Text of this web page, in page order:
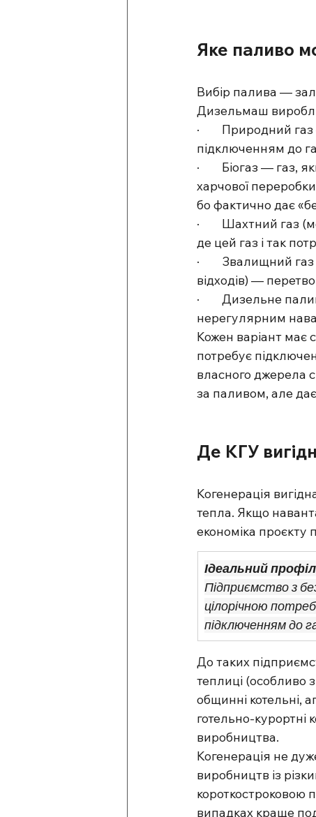
Яке паливо
Вибір палива —
Дизельмаш
·
підключенням до
·        Біогаз —
харчової
бо фактично дає
·        Шахтний
де цей газ і так
· Звалищний газ
відходів) —
·        Дизельне
нерегулярним
Кожен варіант має
потребує
власного джерела
за паливом, але
Де КГУ
Когенерація
тепла. Якщо
економіка проєкту
Ідеальний
Підприємство з
цілорічною
підключенням до
До таких
теплиці (особливо
общинні котельні,
готельно-курортні
виробництва.
Когенерація не
виробництв із
короткостроковою
випадках краще